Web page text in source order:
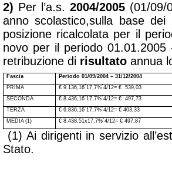
2) Per l’a.s. 2004/2005 (01/09/
anno scolastico,sulla base
posizione ricalcolata per il
novo per il periodo
retribuzione di risultato annua
Fascia Periodo 01/09/2004 – 31/12/2004
PRIMA
€ 9.136,16´17,7%´4/12= € 539,03
SECONDA
€ 8.436,16´17,7%´4/12= € 497,73
TERZA
€ 6.836,16´17,7%´4/12= € 403,33
MEDIA (1)
€ 8.438,51x17,7%´4/12= € 497,87
(1) Ai dirigenti in servizio
Stato.